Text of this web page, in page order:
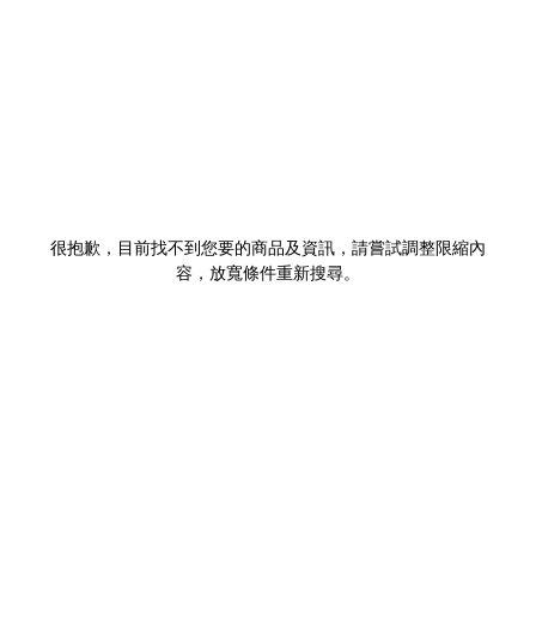
很抱歉，目前找不到您要的商品及資訊，請嘗試調整限縮內
容，放寬條件重新搜尋。